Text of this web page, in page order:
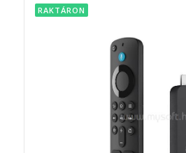
RAKTÁRON